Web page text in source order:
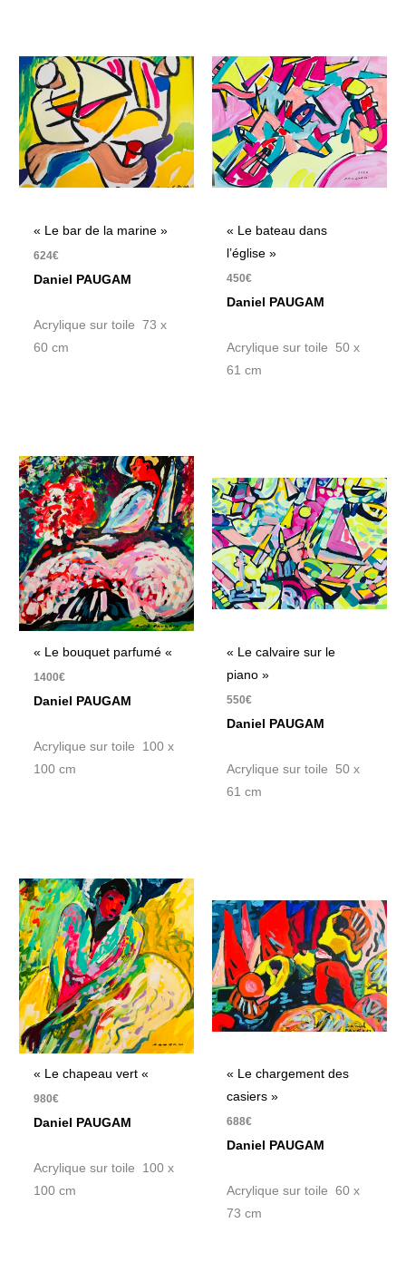
« Le bar de la marine »
624€
Daniel PAUGAM
Acrylique sur toile 73 x
60 cm
« Le bateau dans
l’église »
450€
Daniel PAUGAM
Acrylique sur toile 50 x
61 cm
« Le bouquet parfumé «
1400€
Daniel PAUGAM
Acrylique sur toile 100 x
100 cm
« Le calvaire sur le
piano »
550€
Daniel PAUGAM
Acrylique sur toile 50 x
61 cm
« Le chapeau vert «
980€
Daniel PAUGAM
Acrylique sur toile 100 x
100 cm
« Le chargement des
casiers »
688€
Daniel PAUGAM
Acrylique sur toile 60 x
73 cm